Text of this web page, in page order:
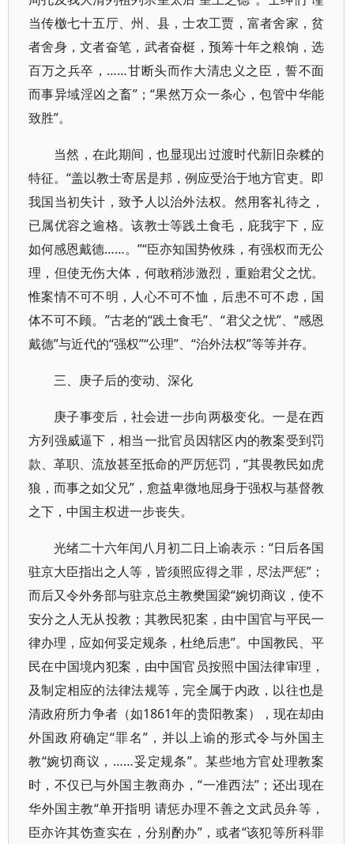
当传檄七十五厅、州、县，士农工贾，富者舍家，贫
者舍身，文者奋笔，武者奋梃，预筹十年之粮饷，选
百万之兵卒，……甘断头而作大清忠义之臣，誓不面
而事异域淫凶之畜”；“果然万众一条心，包管中华能
致胜”。
当然，在此期间，也显现出过渡时代新旧杂糅的
特征。“盖以教士寄居是邦，例应受治于地方官吏。即
我国当初失计，致予人以治外法权。然用客礼待之，
已属优容之逾格。该教士等践土食毛，庇我宇下，应
如何感恩戴德……。”“臣亦知国势攸殊，有强权而无公
理，但使无伤大体，何敢稍涉激烈，重贻君父之忧。
惟案情不可不明，人心不可不恤，后患不可不虑，国
体不可不顾。”古老的“践土食毛”、“君父之忧”、“感恩
戴德”与近代的“强权”“公理”、“治外法权”等等并存。
三、庚子后的变动、深化
庚子事变后，社会进一步向两极变化。一是在西
方列强威逼下，相当一批官员因辖区内的教案受到罚
款、革职、流放甚至抵命的严厉惩罚，“其畏教民如虎
狼，而事之如父兄”，愈益卑微地屈身于强权与基督教
之下，中国主权进一步丧失。
光绪二十六年闰八月初二日上谕表示：“日后各国
驻京大臣指出之人等，皆须照应得之罪，尽法严惩”；
而后又令外务部与驻京总主教樊国梁“婉切商议，使不
安分之人无从投教；其教民犯案，由中国官与平民一
律办理，应如何妥定规条，杜绝后患”。中国教民、平
民在中国境内犯案，由中国官员按照中国法律审理，
及制定相应的法律法规等，完全属于内政，以往也是
清政府所力争者（如1861年的贵阳教案），现在却由
外国政府确定“罪名”，并以上谕的形式令与外国主
教“婉切商议，……妥定规条”。某些地方官处理教案
时，不仅已与外国主教商办，“一准西法”；还出现在
华外国主教“单开指明 请惩办理不善之文武员弁等，
臣亦许其饬查实在，分别酌办”，或者“该犯等所科罪